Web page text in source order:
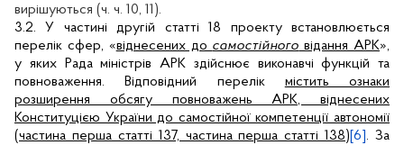
вирішуються (ч. ч. 10, 11).
3.2. У частині другій статті 18 проекту встановлюється
перелік сфер, «віднесених до самостійного відання АРК»,
у яких Рада міністрів АРК здійснює виконавчі функцій та
повноваження. Відповідний перелік містить ознаки
розширення обсягу повноважень АРК, віднесених
Конституцією України до самостійної компетенції автономії
(частина перша статті 137, частина перша статті 138) [6] . За